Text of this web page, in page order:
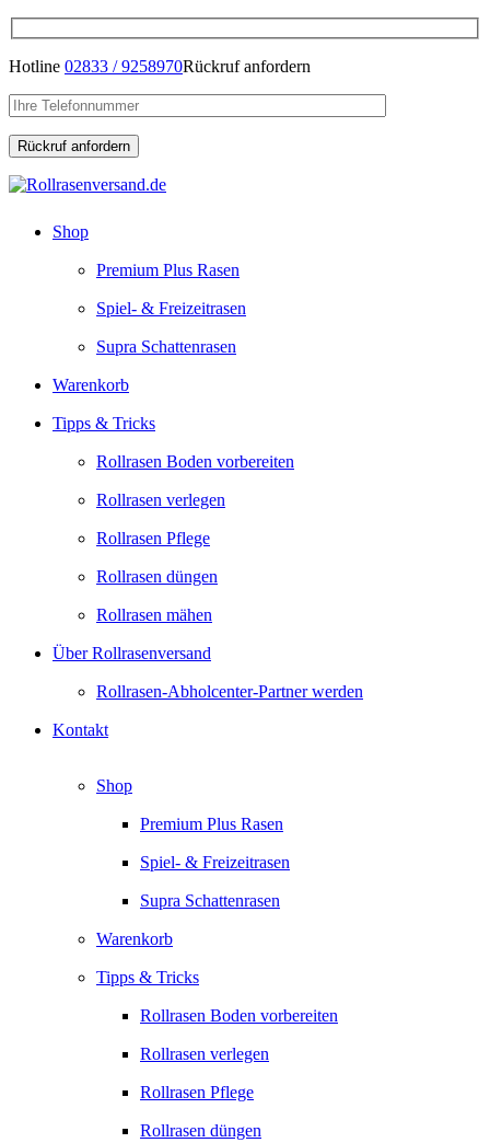
Hotline 02833 / 9258970Rückruf anfordern
Shop
Premium Plus Rasen
Spiel- & Freizeitrasen
Supra Schattenrasen
Warenkorb
Tipps & Tricks
Rollrasen Boden vorbereiten
Rollrasen verlegen
Rollrasen Pflege
Rollrasen düngen
Rollrasen mähen
Über Rollrasenversand
Rollrasen-Abholcenter-Partner werden
Kontakt
Shop
Premium Plus Rasen
Spiel- & Freizeitrasen
Supra Schattenrasen
Warenkorb
Tipps & Tricks
Rollrasen Boden vorbereiten
Rollrasen verlegen
Rollrasen Pflege
Rollrasen düngen